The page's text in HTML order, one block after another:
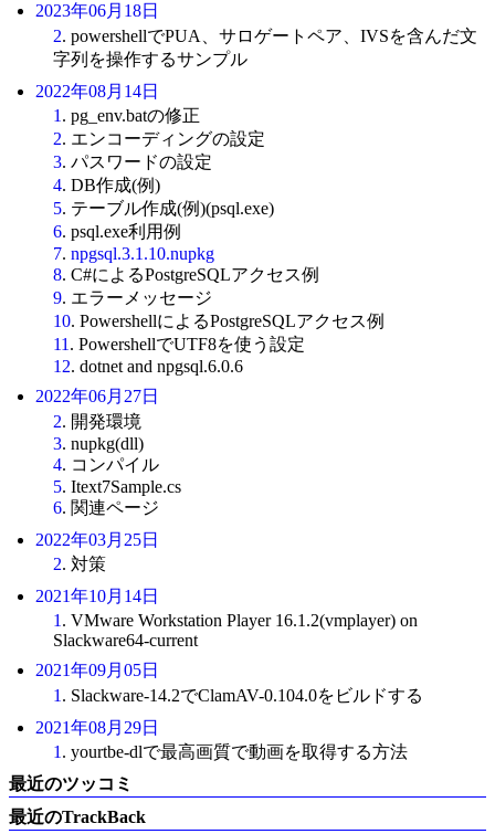
2023年06月18日
2. powershellでPUA、サロゲートペア、IVSを含んだ文
字列を操作するサンプル
2022年08月14日
1 . pg_env.batの修正
2. エンコーディングの設定
3. パスワードの設定
4. DB作成(例)
5. テーブル作成(例)(psql.exe)
6. psql.exe利用例
7. npgsql.3.1.10.nupkg
8. C#によるPostgreSQLアクセス例
9. エラーメッセージ
10. PowershellによるPostgreSQLアクセス例
11 . PowershellでUTF8を使う設定
12. dotnet and npgsql.6.0.6
2022年06月27日
2. 開発環境
3. nupkg(dll)
4. コンパイル
5. Itext7Sample.cs
6. 関連ページ
2022年03月25日
2. 対策
2021年10月14日
1 . VMware Workstation Player 16.1.2(vmplayer) on
Slackware64-current
2021年09月05日
1 . Slackware-14.2でClamAV-0.104.0をビルドする
2021年08月29日
1 . yourtbe-dlで最高画質で動画を取得する方法
最近のツッコミ
最近のTrackBack